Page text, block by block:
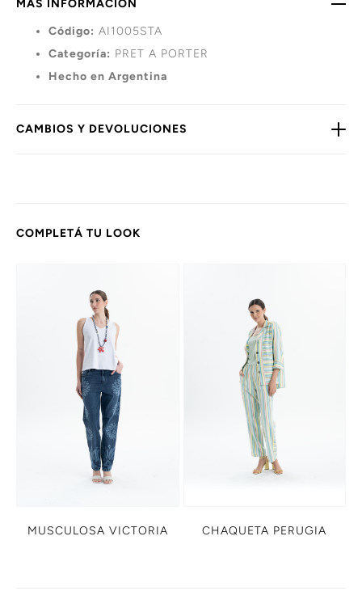
MÁS INFORMACIÓN
Código: AI1005STA
Categoría: PRET A PORTER
Hecho en Argentina
CAMBIOS Y DEVOLUCIONES
COMPLETÁ TU LOOK
MUSCULOSA VICTORIA CHAQUETA PERUGIA